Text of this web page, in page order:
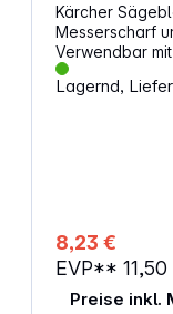
Kärcher
Messerscharf und präzise
Verwendbar
Für ideale
H): 152 x 2 x 20
Lagernd,
8,23 €
EVP**
Preise inkl.